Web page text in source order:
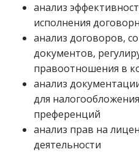
анализ
исполнения
анализ договоров,
документов,
правоотношения в
анализ
для
преференций
анализ прав на
деятельности